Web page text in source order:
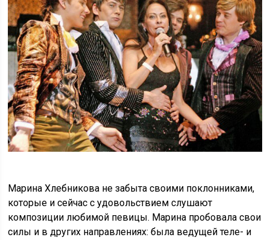
Марина Хлебникова не забыта своими поклонниками,
которые и сейчас с удовольствием слушают
композиции любимой певицы. Марина пробовала свои
силы и в других направлениях: была ведущей теле- и